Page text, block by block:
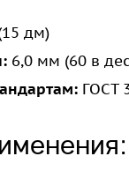
дм)
6,0 мм (60 в
ГОСТ